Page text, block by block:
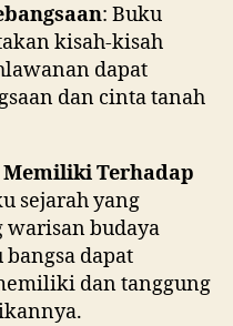
: Buku
kisah-kisah
dapat
dan cinta tanah
Terhadap
sejarah yang
budaya
bangsa dapat
dan tanggung